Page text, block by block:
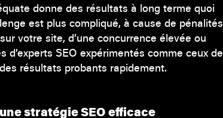
donne des résultats à long terme quoi
est plus compliqué, à cause de pénalités
votre site, d’une concurrence élevée ou
SEO expérimentés comme ceux de
résultats probants rapidement.
stratégie SEO efficace